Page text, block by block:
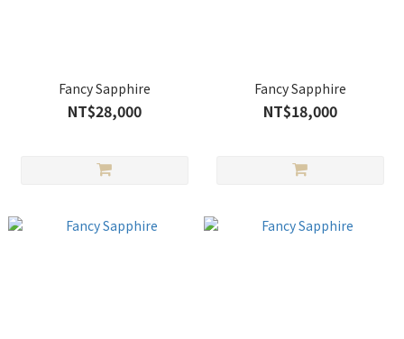
Fancy Sapphire
NT$28,000
Fancy Sapphire
NT$18,000